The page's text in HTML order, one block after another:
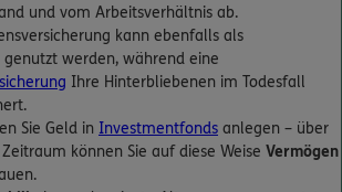
und vom Arbeitsverhältnis ab.
kann ebenfalls als
genutzt werden, während eine
Ihre Hinterbliebenen im Todesfall
Sie Geld in Investmentfonds anlegen – über
können Sie auf diese Weise Vermögen